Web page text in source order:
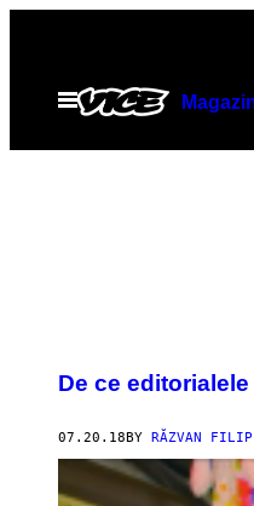
contentOpen
Menu
De ce
07.20.18BY RĂZVAN FILIP